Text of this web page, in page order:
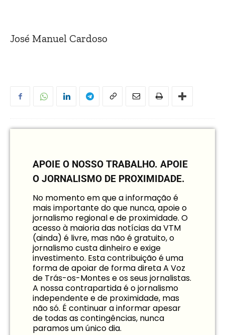
José Manuel Cardoso
APOIE O NOSSO TRABALHO. APOIE
O JORNALISMO DE PROXIMIDADE.
No momento em que a informação é
mais importante do que nunca, apoie o
jornalismo regional e de proximidade. O
acesso à maioria das notícias da VTM
(ainda) é livre, mas não é gratuito, o
jornalismo custa dinheiro e exige
investimento. Esta contribuição é uma
forma de apoiar de forma direta A Voz
de Trás-os-Montes e os seus jornalistas.
A nossa contrapartida é o jornalismo
independente e de proximidade, mas
não só. É continuar a informar apesar
de todas as contingências, nunca
paramos um único dia.